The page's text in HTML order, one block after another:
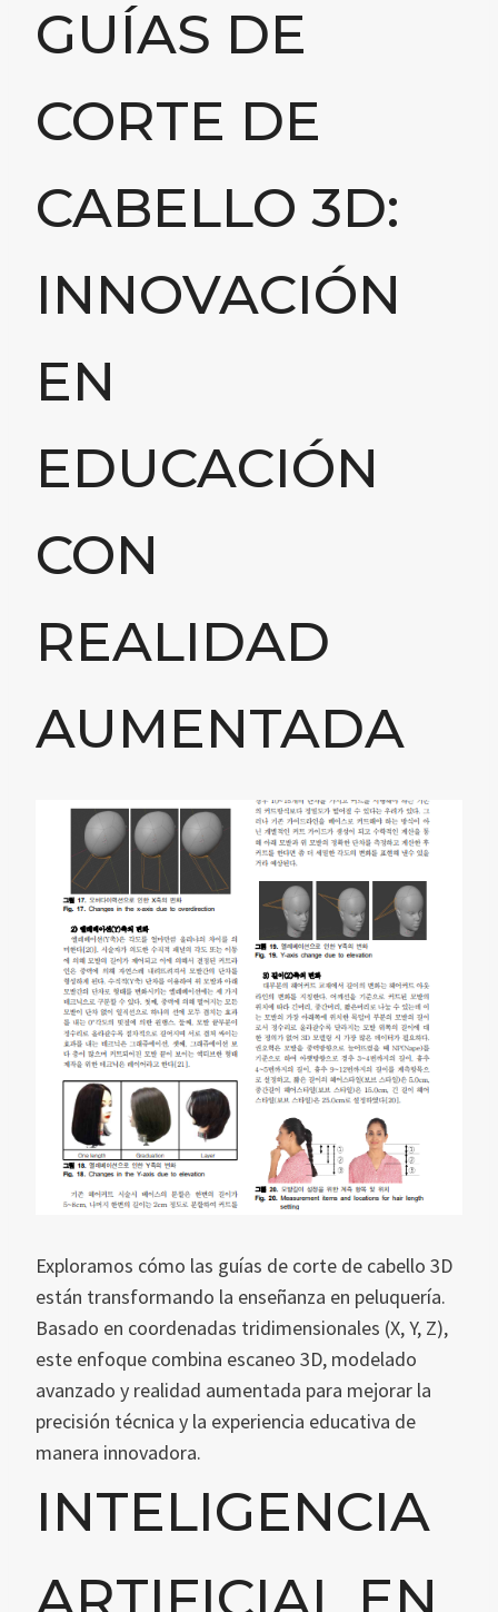
GUÍAS DE
CORTE DE
CABELLO 3D:
INNOVACIÓN
EN
EDUCACIÓN
CON
REALIDAD
AUMENTADA
Exploramos cómo las guías de corte de cabello 3D
están transformando la enseñanza en peluquería.
Basado en coordenadas tridimensionales (X, Y, Z),
este enfoque combina escaneo 3D, modelado
avanzado y realidad aumentada para mejorar la
precisión técnica y la experiencia educativa de
manera innovadora.
INTELIGENCIA
ARTIFICIAL EN